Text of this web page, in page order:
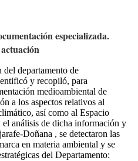
especializada.
departamento de
y recopiló, para
medioambiental de
a los aspectos relativos al
así como al Espacio
análisis de dicha información y
Doñana , se detectaron las
en materia ambiental y se
del Departamento: